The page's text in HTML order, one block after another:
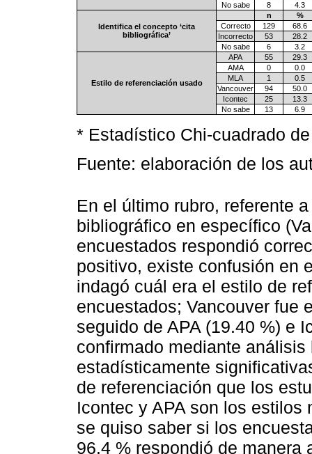
No sabe
8 4.3
Identifica el concepto ‘cita
bibliográfica’
n
%
Correcto
129
68.6
Incorrecto
53
28.2
No sabe
6 3.2
Estilo de referenciación usado
APA 55
29.3
AMA
0
0.0
MLA
1
0.5
Vancouver
94
50.0
Icontec
25
13.3
No sabe
13 6.9
* Estadístico Chi-cuadrado
Fuente: elaboración de los
En el último rubro, referente
bibliográfico en específico
encuestados respondió
positivo, existe confusión en
indagó cuál era el estilo de
encuestados; Vancouver fue
seguido de APA (19.40 %) e
confirmado mediante
estadísticamente
de referenciación que los
Icontec y APA son los estilos
se quiso saber si los
96.4 % respondió de manera